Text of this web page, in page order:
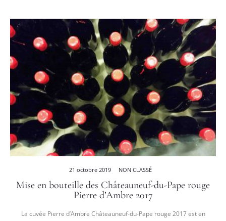
21 octobre 2019 NON CLASSÉ
Mise en bouteille des Châteauneuf-du-Pape rouge
Pierre d’Ambre 2017
La cuvée Pierre d’Ambre Châteauneuf-du-Pape rouge 2017 est en